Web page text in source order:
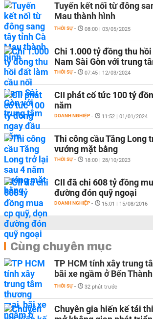
Tuyến kết nối từ đông
Mau thành hình
THỜI SỰ - 08:00 | 03/05/2025
Chi 1.000 tỷ đồng thu
Nam Sài Gòn với trung
THỜI SỰ - 07:45 | 12/03/2024
CII phát cổ tức 100 tỷ
năm
DOANH NGHIỆP - 11:52 | 01/01/2024
Thi công cầu Tăng Long
vướng mặt bằng
THỜI SỰ - 18:00 | 28/10/2023
CII đã chi 608 tỷ đồng
đường đón quỹ ngoại
DOANH NGHIỆP - 15:01 | 15/08/2016
Cùng chuyên mục
TP HCM tính xây trung
bãi xe ngầm ở Bến Thành
THỜI SỰ - 32 phút trước
Chuyên gia hiến kế tái